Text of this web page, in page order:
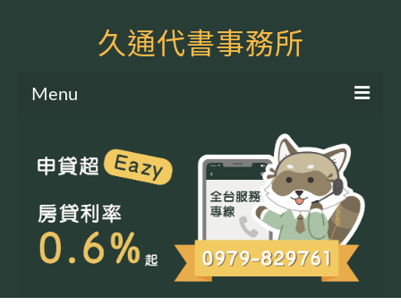
久通代書事務所
Menu
土地二胎申貸
房屋二胎申貸
軍公教貸款